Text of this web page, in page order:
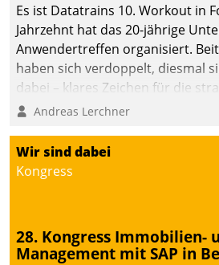
Es ist Datatrains 10. Workout in
Jahrzehnt hat das 20-jährige
Anwendertreffen organisiert.
haben sich verdoppelt, diesmal
dabei – klares Zeichen für die
Fokussierung auf den Kunden.
Andreas Lerchner
Wir sind dabei
Kongress
28. Kongress Immobilien-
Management mit SAP in